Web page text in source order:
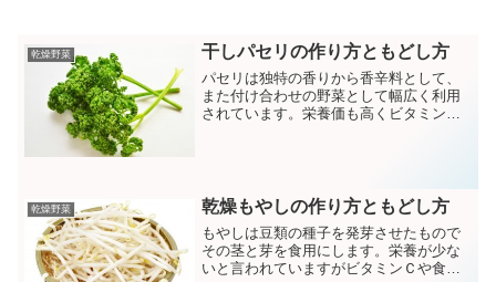
乾燥野菜 干しパセリの作り方ともどし方
パセリは独特の香りから香辛料として、
また付け合わせの野菜として幅広く利用
されています。栄養価も高くビタミンＢ
乾燥野菜 乾燥もやしの作り方ともどし方
もやしは豆類の種子を発芽させたもので
その茎と芽を食用にします。栄養が少な
いと言われていますがビタミンＣや食物